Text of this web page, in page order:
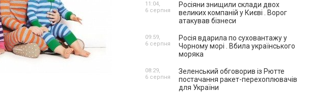
Росіяни знищили склади двох
великих компаній у Києві . Ворог
атакував бізнеси
11:04,
6 серпня
Росія вдарила по суховантажу у
Чорному морі . Вбила українського
моряка
09:59,
6 серпня
Зеленський обговорив із Рютте
постачання ракет-перехоплювачів
для України
08:29,
6 серпня